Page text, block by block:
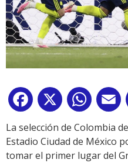
Facebook
X
La selección de Colombia
Estadio Ciudad de México
tomar el primer lugar del